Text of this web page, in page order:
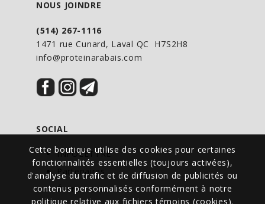
Cette boutique utilise des cookies pour certaines
fonctionnalités essentielles (toujours activées),
d'analyse du trafic et de diffusion de publicités ou
contenus personnalisés conformément à notre
politique relative aux fichiers témoins (cookies).
NOUS JOINDRE
(514) 267-1116
1471 rue Cunard, Laval QC H7S2H8
info@proteinarabais.com
SOCIAL
INFOLETTRE
Partenaires
Événements